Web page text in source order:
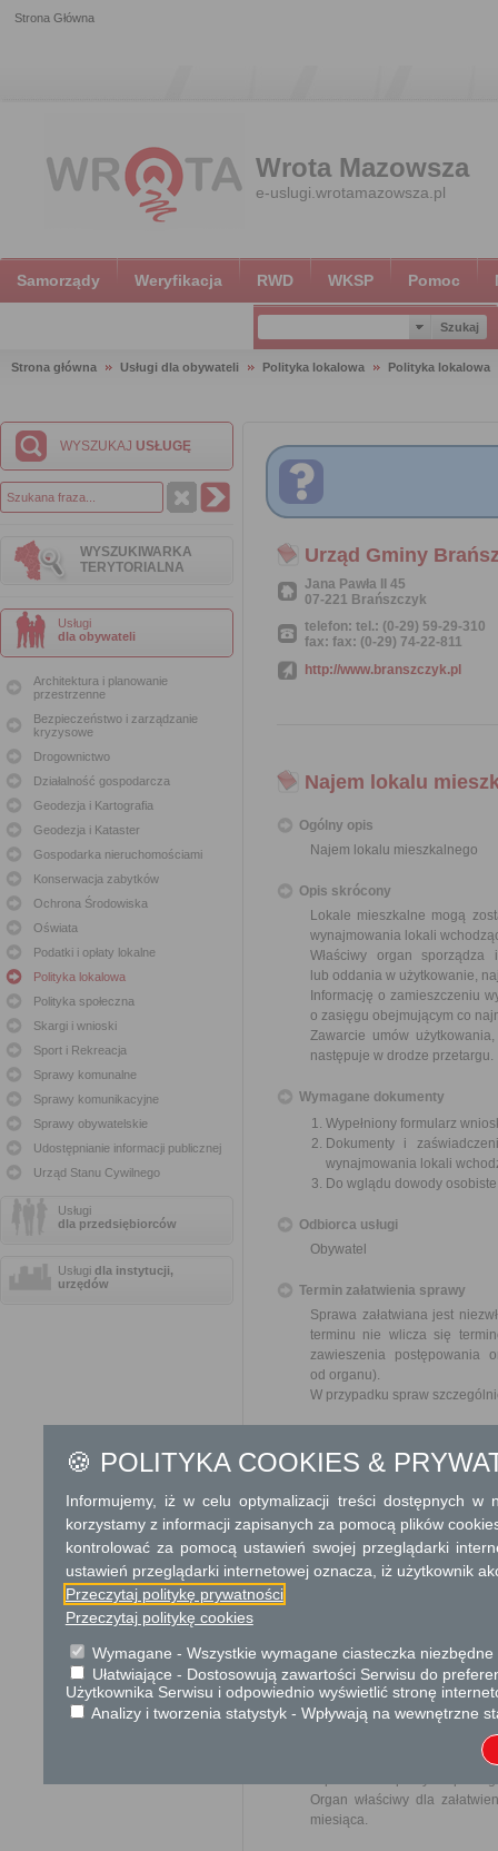
Strona Główna
Wrota Mazowsza
e-uslugi.wrotamazowsza.pl
Samorządy Weryfikacja RWD WKSP Pomoc
Strona główna Usługi dla obywateli Polityka lokalowa Polityka lokalowa
WYSZUKAJ USŁUGĘ
WYSZUKIWARKA
TERYTORIALNA
Usługi
dla obywateli
Architektura i planowanie
przestrzenne
Bezpieczeństwo i zarządzanie
kryzysowe
Drogownictwo
Działalność gospodarcza
Geodezja i Kartografia
Geodezja i Kataster
Gospodarka nieruchomościami
Konserwacja zabytków
Ochrona Środowiska
Oświata
Podatki i opłaty lokalne
Polityka lokalowa
Polityka społeczna
Skargi i wnioski
Sport i Rekreacja
Sprawy komunalne
Sprawy komunikacyjne
Sprawy obywatelskie
Udostępnianie informacji publicznej
Urząd Stanu Cywilnego
Usługi
dla przedsiębiorców
Usługi dla instytucji,
urzędów
Urząd Gminy
Jana Pawła II 45
07-221 Brańszczyk
telefon: tel.: (0-29) 59-29-310
fax: fax: (0-29) 74-22-811
http://www.branszczyk.pl
Najem lokalu
Ogólny opis
Najem lokalu mieszkalnego
Opis skrócony
Lokale mieszkalne mogą
wynajmowania lokali
Właściwy organ
lub oddania w użytkowanie,
Informację o zamieszczeniu
o zasięgu obejmującym co
Zawarcie umów
następuje w drodze przetargu.
Wymagane dokumenty
Wypełniony formularz
Dokumenty i
wynajmowania lokali
Do wglądu dowody
Odbiorca usługi
Obywatel
Termin załatwienia sprawy
Sprawa załatwiana jest
terminu nie wlicza się
zawieszenia postępowania
od organu).
W przypadku spraw
Opłata
Wniosek jest wolny od opłat.
Skargi i wnioski
Przedmiotem skargi może
ich pracowników, naruszenie
Przedmiotem wniosku
Organ właściwy dla
miesiąca.
🍪 POLITYKA COOKIES &
Informujemy, iż w celu optymalizacji treści dostępnych w
korzystamy z informacji zapisanych za pomocą plików
kontrolować za pomocą ustawień swojej przeglądarki
ustawień przeglądarki internetowej oznacza, iż użytkownik
Przeczytaj politykę prywatności
Przeczytaj politykę cookies
Wymagane - Wszystkie wymagane ciasteczka
Ułatwiające - Dostosowują zawartości Serwisu do
Użytkownika Serwisu i odpowiednio wyświetlić stronę
Analizy i tworzenia statystyk - Wpływają na wewnętrzne